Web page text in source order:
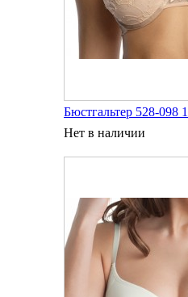
Бюстгальтер 528-098
Нет в наличии